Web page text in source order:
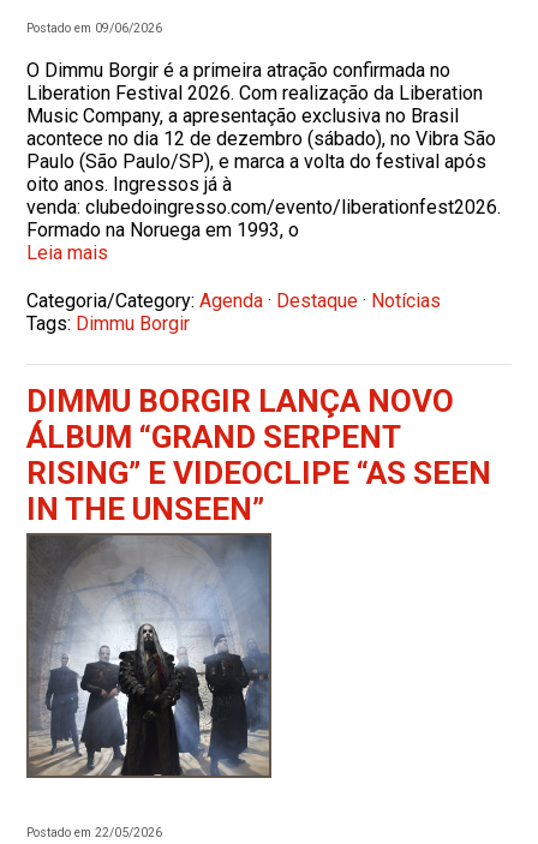
Postado em 09/06/2026
O Dimmu Borgir é a primeira atração confirmada no
Liberation Festival 2026. Com realização da Liberation
Music Company, a apresentação exclusiva no Brasil
acontece no dia 12 de dezembro (sábado), no Vibra São
Paulo (São Paulo/SP), e marca a volta do festival após
oito anos. Ingressos já à
venda: clubedoingresso.com/evento/liberationfest2026.
Formado na Noruega em 1993, o
Leia mais
Categoria/Category:Agenda · Destaque · Notícias
Tags: Dimmu Borgir
DIMMU BORGIR LANÇA NOVO
ÁLBUM “GRAND SERPENT
RISING” E VIDEOCLIPE “AS SEEN
IN THE UNSEEN”
Postado em 22/05/2026